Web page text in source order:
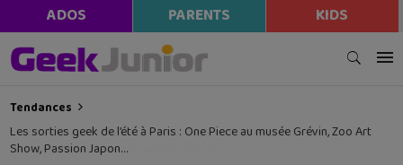
ADOS PARENTS KIDS
Tendances
Les sorties geek de l’été à Paris : One Piece au musée Grévin, Zoo Art
Show, Passion Japon…